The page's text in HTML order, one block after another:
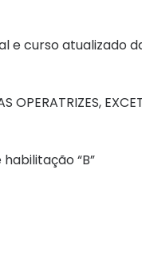
curso atualizado
OPERATRIZES,
“B”